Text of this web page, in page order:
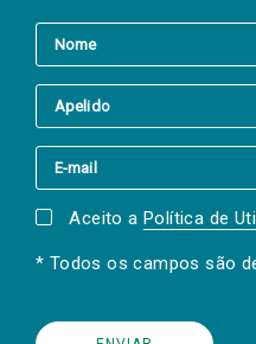
Aceito a Política de
* Todos os campos são